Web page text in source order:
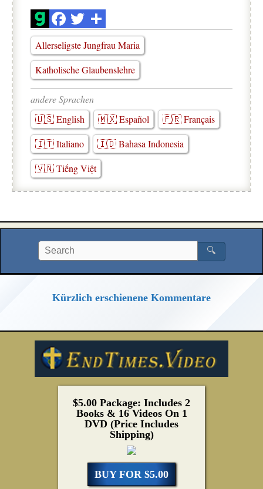
Allerseligste Jungfrau Maria
Katholische Glaubenslehre
andere Sprachen
🇺🇸 English
🇲🇽 Español
🇫🇷 Français
🇮🇹 Italiano
🇮🇩 Bahasa Indonesia
🇻🇳 Tiếng Việt
🔍
Kürzlich erschienene Kommentare
$5.00 Package: Includes 2
Books & 16 Videos On 1
DVD (Price Includes
Shipping)
BUY FOR $5.00